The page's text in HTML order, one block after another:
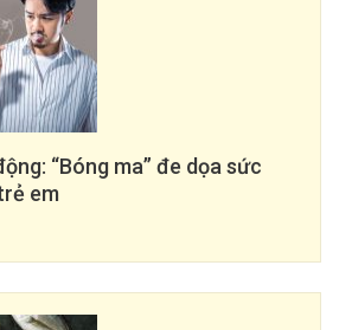
“Bóng ma” đe dọa sức
em